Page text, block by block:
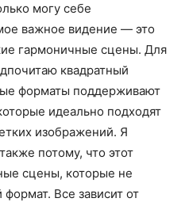
могу себе
важное видение — это
гармоничные сцены. Для
квадратный
форматы поддерживают
идеально подходят
изображений. Я
потому, что этот
сцены, которые не
Все зависит от